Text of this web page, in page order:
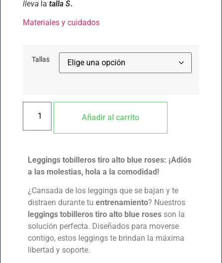
llevala talla S.
Materiales y cuidados
Tallas
Añadir al carrito
Leggings tobilleros tiro alto blue roses: ¡Adiós
a las molestias, hola a la comodidad!
¿Cansada de los leggings que se bajan y te
distraen durante tu entrenamiento? Nuestros
leggings tobilleros tiro alto blue rosesson la
solución perfecta. Diseñados para moverse
contigo, estos leggings te brindan la máxima
libertad y soporte.